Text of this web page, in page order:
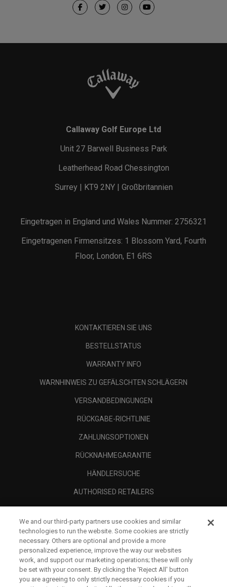
Callaway Golf Europe Ltd
Unit 27 Barwell Business Park
Leatherhead Road Chessington
Surrey | KT9 2NY | Großbritannien
Eingetragen in England und Wales Nummer: 2756321
Eingetragenen Firmensitzes: 1 Blossom Yard, Fourth
Floor, London, E1 6RS
KONTAKTIEREN SIE UNS
BESTELLSTATUS
WARRANTY INFO
WARNHINWEIS ZU GEFÄLSCHTEN SCHLÄGERN
VERSANDBEDINGUNGEN
RÜCKGABE-RICHTLINIE
ZAHLUNGSOPTIONEN
RÜCKNAHMEGARANTIE
HÄNDLERSUCHE
AUTHORISED RETAILERS
UNTERNEHMENSPROFIL
RECHTLICHES-
We and our third-party partners use cookies and similar
technologies to run the website. Some cookies are strictly
necessary. Others are optional and provide a more
personalized experience, improve the way our websites
work, and support our marketing operations; these will only
be set with your consent. By clicking the ‘Reject All' button
you are agreeing to only strictly necessary cookies if you